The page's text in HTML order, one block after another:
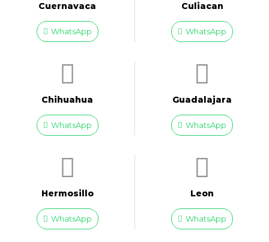
Cuernavaca
WhatsApp
Culiacan
WhatsApp
Chihuahua
WhatsApp
Guadalajara
WhatsApp
Hermosillo
WhatsApp
Leon
WhatsApp